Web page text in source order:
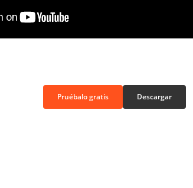
Pruébalo gratis Descargar